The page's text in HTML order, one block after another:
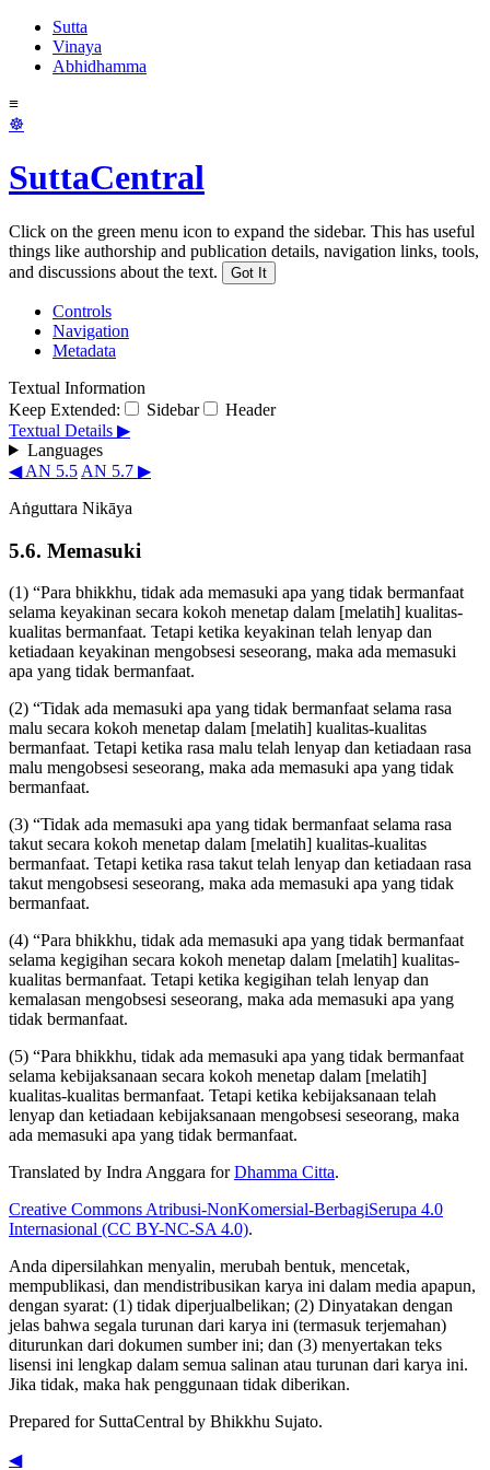
Sutta
Vinaya
Abhidhamma
≡
☸
SuttaCentral
Click on the green menu icon to expand the sidebar. This has useful
things like authorship and publication details, navigation links, tools,
and discussions about the text.
Got It
Controls
Navigation
Metadata
Textual Information
Keep Extended:
Sidebar
Header
Textual Details ▶
Languages
◀ AN 5.5 AN 5.7 ▶
Aṅguttara Nikāya
5.6. Memasuki
(1) “Para bhikkhu, tidak ada memasuki apa yang tidak bermanfaat
selama keyakinan secara kokoh menetap dalam [melatih] kualitas-
kualitas bermanfaat. Tetapi ketika keyakinan telah lenyap dan
ketiadaan keyakinan mengobsesi seseorang, maka ada memasuki
apa yang tidak bermanfaat.
(2) “Tidak ada memasuki apa yang tidak bermanfaat selama rasa
malu secara kokoh menetap dalam [melatih] kualitas-kualitas
bermanfaat. Tetapi ketika rasa malu telah lenyap dan ketiadaan rasa
malu mengobsesi seseorang, maka ada memasuki apa yang tidak
bermanfaat.
(3) “Tidak ada memasuki apa yang tidak bermanfaat selama rasa
takut secara kokoh menetap dalam [melatih] kualitas-kualitas
bermanfaat. Tetapi ketika rasa takut telah lenyap dan ketiadaan rasa
takut mengobsesi seseorang, maka ada memasuki apa yang tidak
bermanfaat.
(4) “Para bhikkhu, tidak ada memasuki apa yang tidak bermanfaat
selama kegigihan secara kokoh menetap dalam [melatih] kualitas-
kualitas bermanfaat. Tetapi ketika kegigihan telah lenyap dan
kemalasan mengobsesi seseorang, maka ada memasuki apa yang
tidak bermanfaat.
(5) “Para bhikkhu, tidak ada memasuki apa yang tidak bermanfaat
selama kebijaksanaan secara kokoh menetap dalam [melatih]
kualitas-kualitas bermanfaat. Tetapi ketika kebijaksanaan telah
lenyap dan ketiadaan kebijaksanaan mengobsesi seseorang, maka
ada memasuki apa yang tidak bermanfaat.
Translated by Indra Anggara forDhamma Citta.
Creative Commons Atribusi-NonKomersial-BerbagiSerupa 4.0
Internasional (CC BY-NC-SA 4.0).
Anda dipersilahkan menyalin, merubah bentuk, mencetak,
mempublikasi, dan mendistribusikan karya ini dalam media apapun,
dengan syarat: (1) tidak diperjualbelikan; (2) Dinyatakan dengan
jelas bahwa segala turunan dari karya ini (termasuk terjemahan)
diturunkan dari dokumen sumber ini; dan (3) menyertakan teks
lisensi ini lengkap dalam semua salinan atau turunan dari karya ini.
Jika tidak, maka hak penggunaan tidak diberikan.
Prepared for SuttaCentral by Bhikkhu Sujato.
◀